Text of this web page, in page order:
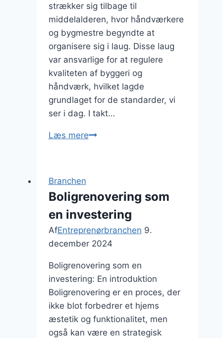
strækker sig tilbage til
middelalderen, hvor håndværkere
og bygmestre begyndte at
organisere sig i laug. Disse laug
var ansvarlige for at regulere
kvaliteten af byggeri og
håndværk, hvilket lagde
grundlaget for de standarder, vi
ser i dag. I takt…
Læs mereEntreprenørbranchen
Branchen
Boligrenovering som
en investering
AfEntreprenørbranchen 9.
december 2024
Boligrenovering som en
investering: En introduktion
Boligrenovering er en proces, der
ikke blot forbedrer et hjems
æstetik og funktionalitet, men
også kan være en strategisk